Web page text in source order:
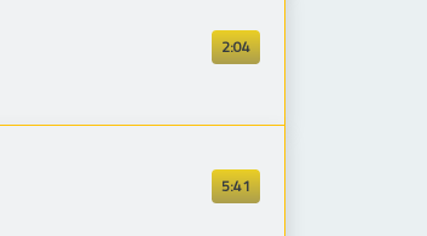
2:04
5:41